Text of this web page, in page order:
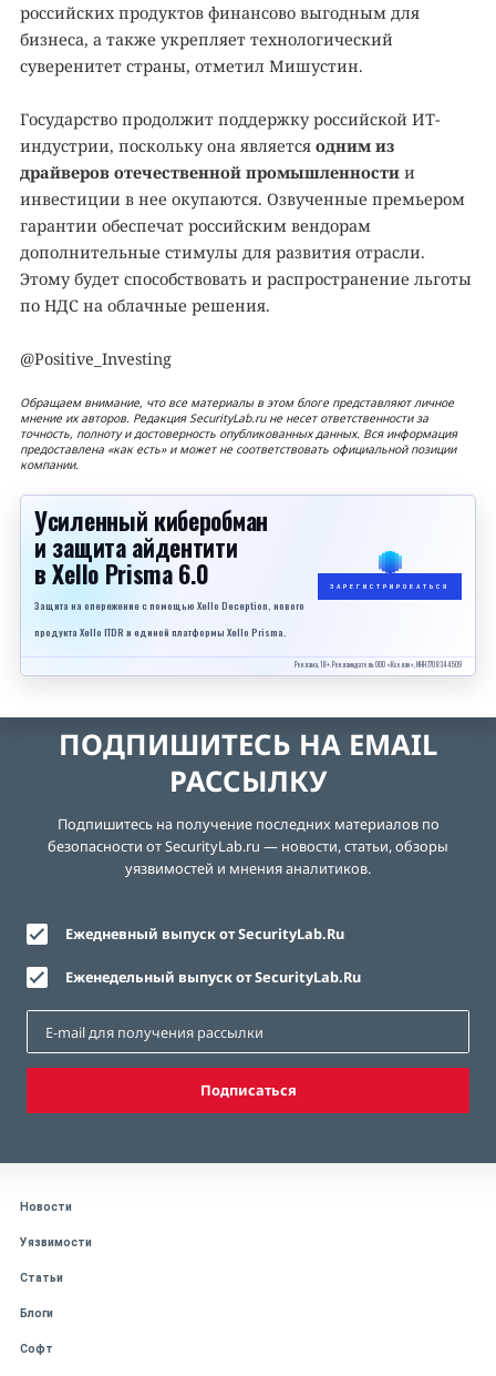
российских продуктов финансово выгодным для
бизнеса, а также укрепляет технологический
суверенитет страны, отметил Мишустин.
Государство продолжит поддержку российской ИТ-
индустрии, поскольку она является одним из
драйверов отечественной промышленности и
инвестиции в нее окупаются. Озвученные премьером
гарантии обеспечат российским вендорам
дополнительные стимулы для развития отрасли.
Этому будет способствовать и распространение льготы
по НДС на облачные решения.
@Positive_Investing
Обращаем внимание, что все материалы в этом блоге представляют личное
мнение их авторов. Редакция SecurityLab.ru не несет ответственности за
точность, полноту и достоверность опубликованных данных. Вся информация
предоставлена «как есть» и может не соответствовать официальной позиции
компании.
Усиленный киберобман
и защита айдентити
в Xello Prisma 6.0
Защита на опережение с помощью Xello Deception, нового
продукта Xello ITDR и единой платформы Xello Prisma.
ЗАРЕГИСТРИРОВАТЬСЯ
Реклама, 18+. Рекламодатель ООО «Кселло», ИНН 7708344509
ПОДПИШИТЕСЬ НА EMAIL
РАССЫЛКУ
Подпишитесь на получение последних материалов по
безопасности от SecurityLab.ru — новости, статьи, обзоры
уязвимостей и мнения аналитиков.
Ежедневный выпуск от SecurityLab.Ru
Еженедельный выпуск от SecurityLab.Ru
Подписаться
Новости
Уязвимости
Статьи
Блоги
Софт